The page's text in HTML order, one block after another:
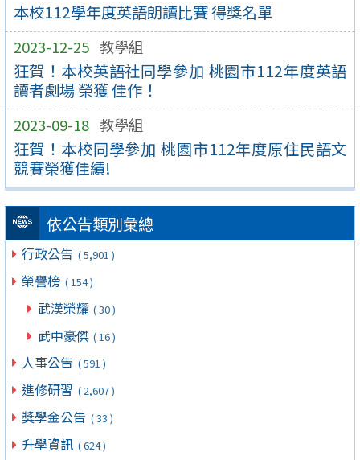
本校112學年度英語朗讀比賽 得獎名單
2023-12-25 教學組
狂賀！本校英語社同學參加 桃園市112年度英語
讀者劇場 榮獲 佳作！
2023-09-18 教學組
狂賀！本校同學參加 桃園市112年度原住民語文
競賽榮獲佳績!
依公告類別彙總
行政公告 ( 5,901 )
榮譽榜 ( 154 )
武漢榮耀 ( 30 )
武中豪傑 ( 16 )
人事公告 ( 591 )
進修研習 ( 2,607 )
獎學金公告 ( 33 )
升學資訊 ( 624 )